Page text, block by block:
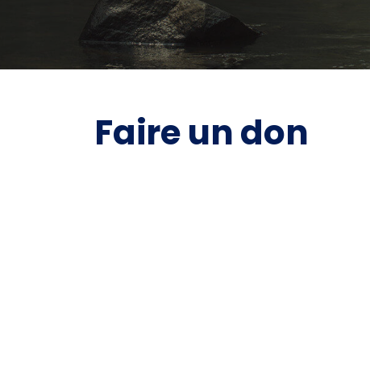
Faire un don